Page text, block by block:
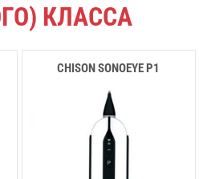
КЛАССА
CHISON SONOEYE P1